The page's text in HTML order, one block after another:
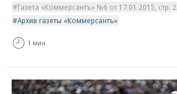
Газета «Коммерсантъ» №6 от 17.01.2015, стр. 2
Архив газеты «Коммерсантъ»
1 мин.